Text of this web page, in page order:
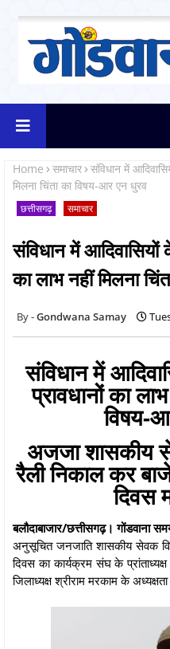
Home समाचार संविधान में
मिलना चिंता का विषय-आर एन धु्रव
छत्तीसगढ़ समाचार
संविधान में आदिवासियों
का लाभ नहीं मिलना
Gondwana Samay
संविधान में
प्रावधानों का
विषय-
अजजा शासकीय
रैली निकाल कर
दिवस
बलौदाबाजार/छत्तीसगढ़। गोंडवाना
अनुसूचित जनजाति शासकीय सेवक
दिवस का कार्यक्रम संघ के
जिलाध्यक्ष श्रीराम मरकाम के